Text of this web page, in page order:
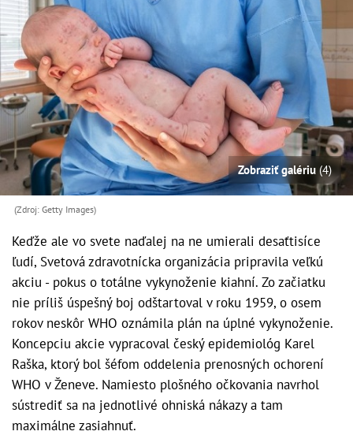
Zobraziť galériu (4)
(Zdroj: Getty Images)
Keďže ale vo svete naďalej na ne umierali desaťtisíce
ľudí, Svetová zdravotnícka organizácia pripravila veľkú
akciu - pokus o totálne vykynoženie kiahní. Zo začiatku
nie príliš úspešný boj odštartoval v roku 1959, o osem
rokov neskôr WHO oznámila plán na úplné vykynoženie.
Koncepciu akcie vypracoval český epidemiológ Karel
Raška, ktorý bol šéfom oddelenia prenosných ochorení
WHO v Ženeve. Namiesto plošného očkovania navrhol
sústrediť sa na jednotlivé ohniská nákazy a tam
maximálne zasiahnuť.